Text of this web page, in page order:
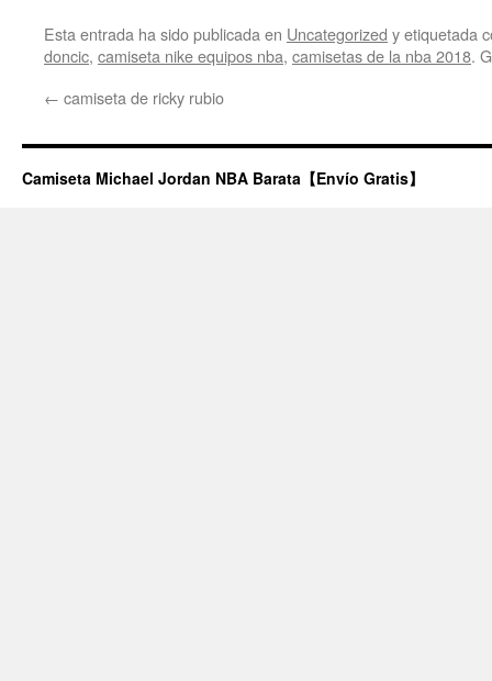
Esta entrada ha sido publicada en Uncategorized y etiquetada
doncic, camiseta nike equipos nba, camisetas de la nba 2018.
← camiseta de ricky rubio
Camiseta Michael Jordan NBA Barata【Envío Gratis】